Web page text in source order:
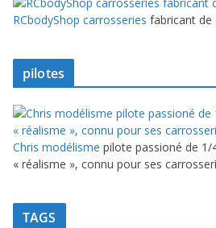
RCbodyShop carrosseries fabricant de
pilotes
Chris modélisme pilote passioné de
« réalisme », connu pour ses
TAGS